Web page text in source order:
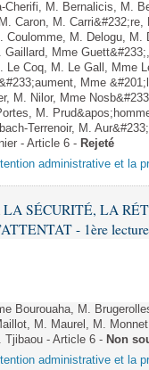
Cherifi, M. Bernalicis, M.
Caron, M.
M. Delogu, M.
Gaillard, Mme
Le Coq, M. Le Gall, Mme
Mme
M. Nilor, Mme
M.
Terrenoir, M.
- Article 6 - Rejeté
administrative et la
LA SÉCURITÉ, LA
- 1ère lecture
Bourouaha, M.
M. Maurel, M.
- Article 6 - Non
administrative et la